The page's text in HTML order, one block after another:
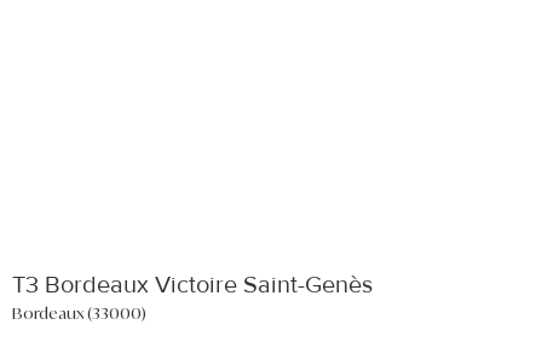
T3 Bordeaux Victoire Saint-Genès
Bordeaux (33000)